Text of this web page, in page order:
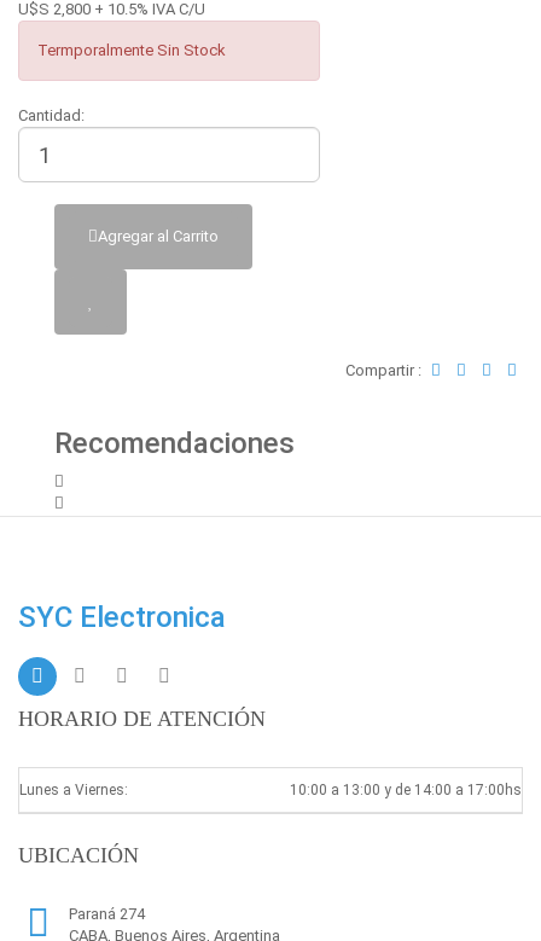
U$S 2,800 + 10.5% IVA C/U
Termporalmente Sin Stock
Cantidad:
Agregar al Carrito
Compartir :
Recomendaciones
SYC Electronica
HORARIO DE ATENCIÓN
Lunes a Viernes: 10:00 a 13:00 y de 14:00 a 17:00hs
UBICACIÓN
Paraná 274
CABA, Buenos Aires, Argentina